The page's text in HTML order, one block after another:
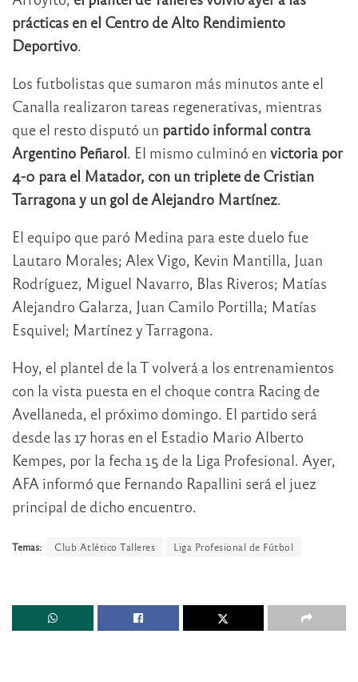
prácticas en el Centro de Alto Rendimiento
Deportivo.
Los futbolistas que sumaron más minutos ante el
Canalla realizaron tareas regenerativas, mientras
que el resto disputó un partido informal contra
Argentino Peñarol. El mismo culminó en victoria por
4-0 para el Matador, con un triplete de Cristian
Tarragona y un gol de Alejandro Martínez.
El equipo que paró Medina para este duelo fue
Lautaro Morales; Alex Vigo, Kevin Mantilla, Juan
Rodríguez, Miguel Navarro, Blas Riveros; Matías
Alejandro Galarza, Juan Camilo Portilla; Matías
Esquivel; Martínez y Tarragona.
Hoy, el plantel de la T volverá a los entrenamientos
con la vista puesta en el choque contra Racing de
Avellaneda, el próximo domingo. El partido será
desde las 17 horas en el Estadio Mario Alberto
Kempes, por la fecha 15 de la Liga Profesional. Ayer,
AFA informó que Fernando Rapallini será el juez
principal de dicho encuentro.
Temas: Club Atlético Talleres Liga Profesional de Fútbol